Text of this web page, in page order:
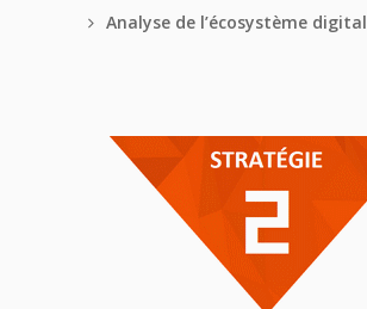
Analyse de l’écosystème digital